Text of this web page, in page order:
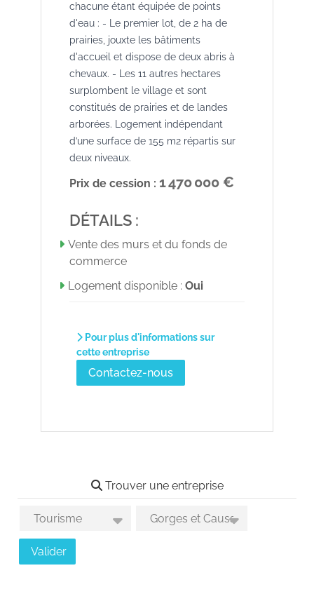
chacune étant équipée de points
d'eau : - Le premier lot, de 2 ha de
prairies, jouxte les bâtiments
d'accueil et dispose de deux abris à
chevaux. - Les 11 autres hectares
surplombent le village et sont
constitués de prairies et de landes
arborées. Logement indépendant
d’une surface de 155 m2 répartis sur
deux niveaux.
Prix de cession : 1 470 000 €
DÉTAILS :
Vente des murs et du fonds de
commerce
Logement disponible :Oui
Pour plus d'informations sur
cette entreprise
Contactez-nous
Trouver une entreprise
Choix des activités Choix des secteurs géographiques
Valider